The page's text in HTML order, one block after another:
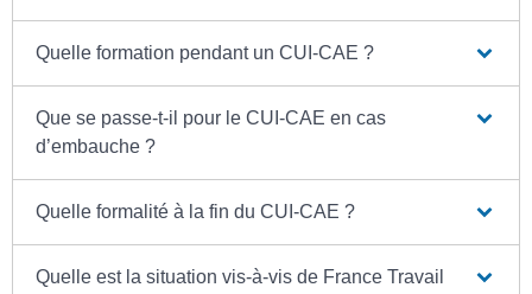
Quelle formation pendant un CUI-CAE ?
Que se passe-t-il pour le CUI-CAE en cas
d’embauche ?
Quelle formalité à la fin du CUI-CAE ?
Quelle est la situation vis-à-vis de France Travail